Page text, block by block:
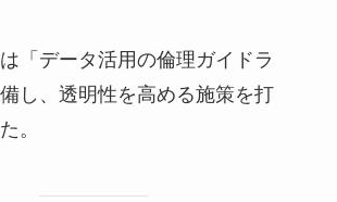
「データ活用の倫理ガイドラ
し、透明性を高める施策を打
。